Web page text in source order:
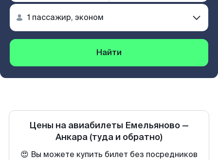
Найти
Цены на авиабилеты Емельяново —
Анкара (туда и обратно)
😍 Вы можете купить билет без посредников